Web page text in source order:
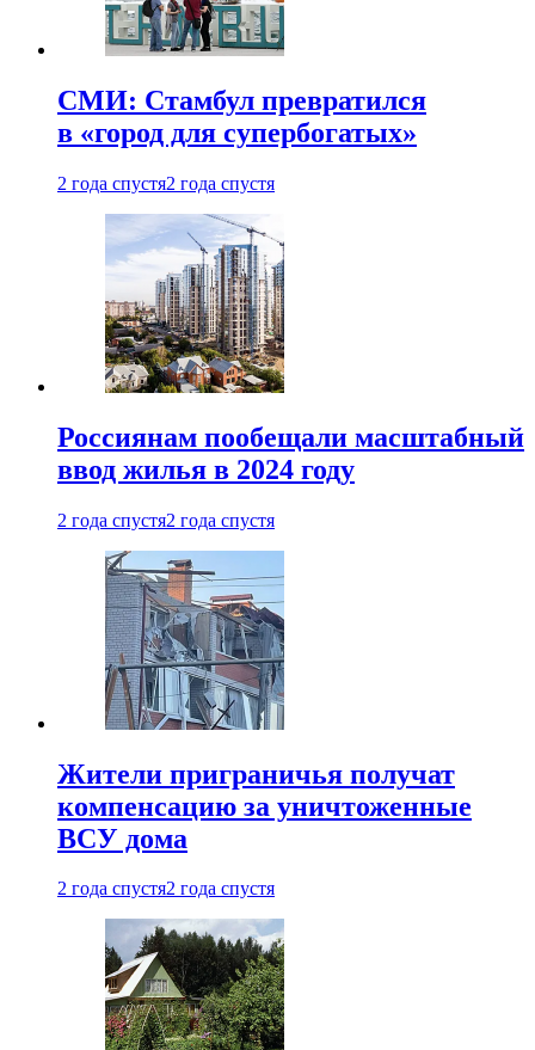
СМИ: Стамбул превратился
в «город для супербогатых»
2 года спустя2 года спустя
Россиянам пообещали масштабный
ввод жилья в 2024 году
2 года спустя2 года спустя
Жители приграничья получат
компенсацию за уничтоженные
ВСУ дома
2 года спустя2 года спустя